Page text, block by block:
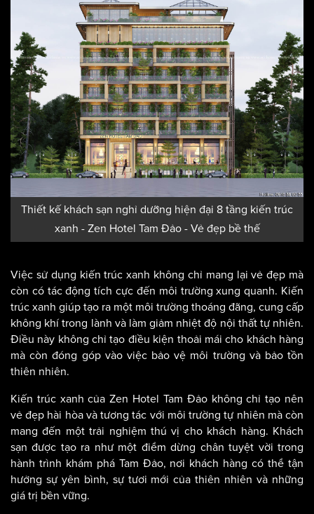
Thiết kế khách sạn nghỉ dưỡng hiện đại 8 tầng kiến trúc
xanh - Zen Hotel Tam Đảo - Vẻ đẹp bề thế
Việc sử dụng kiến trúc xanh không chỉ mang lại vẻ đẹp mà
còn có tác động tích cực đến môi trường xung quanh. Kiến
trúc xanh giúp tạo ra một môi trường thoáng đãng, cung cấp
không khí trong lành và làm giảm nhiệt độ nội thất tự nhiên.
Điều này không chỉ tạo điều kiện thoải mái cho khách hàng
mà còn đóng góp vào việc bảo vệ môi trường và bảo tồn
thiên nhiên.
Kiến trúc xanh của Zen Hotel Tam Đảo không chỉ tạo nên
vẻ đẹp hài hòa và tương tác với môi trường tự nhiên mà còn
mang đến một trải nghiệm thú vị cho khách hàng. Khách
sạn được tạo ra như một điểm dừng chân tuyệt vời trong
hành trình khám phá Tam Đảo, nơi khách hàng có thể tận
hưởng sự yên bình, sự tươi mới của thiên nhiên và những
giá trị bền vững.